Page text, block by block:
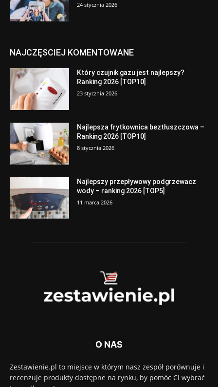
24 stycznia 2026
NAJCZĘSCIEJ KOMENTOWANE
Który czujnik gazu jest najlepszy?
Ranking 2026 [TOP10]
23 stycznia 2026
Najlepsza frytkownica beztłuszczowa –
Ranking 2026 [TOP10]
8 stycznia 2026
Najlepszy przepływowy podgrzewacz
wody – ranking 2026 [TOP5]
11 marca 2026
O NAS
Zestawienie.pl to miejsce w którym nasz zespół porównuje i
recenzuje produkty dostępne na rynku, by pomóc Ci wybrać